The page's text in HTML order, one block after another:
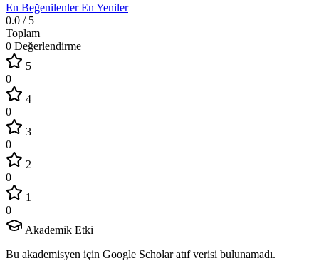
En BeğenilenlerEn Yeniler
0.0 / 5
Toplam
0 Değerlendirme
5
0
4
0
3
0
2
0
1
0
Akademik Etki
Bu akademisyen için Google Scholar atıf verisi bulunamadı.